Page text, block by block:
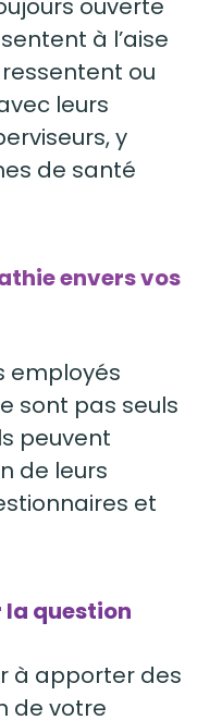
ouverte
à l’aise
ou
leurs
y
de santé
envers vos
employés
sont pas seuls
peuvent
de leurs
et
la question
à apporter des
de votre